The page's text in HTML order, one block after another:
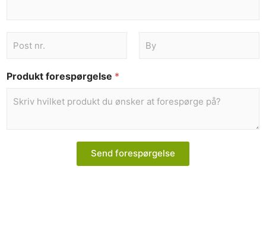
Produkt forespørgelse *
Send forespørgelse